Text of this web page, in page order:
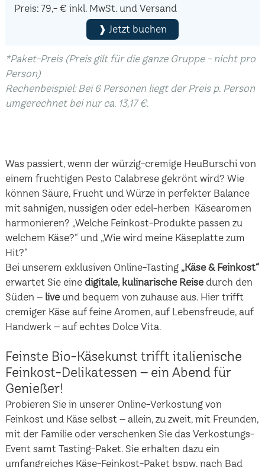
Preis: 79,- € inkl. MwSt. und Versand
❱ Jetzt buchen
*Paket-Preis (Preis gilt für die ganze Gruppe - nicht pro
Person)
Rechenbeispiel: Bei 6 Personen liegt der Preis p. Person
umgerechnet bei nur ca. 13,17 €.
Was passiert, wenn der würzig-cremige HeuBurschi von
einem fruchtigen Pesto Calabrese gekrönt wird? Wie
können Säure, Frucht und Würze in perfekter Balance
mit sahnigen, nussigen oder edel-herben Käsearomen
harmonieren? „Welche Feinkost-Produkte passen zu
welchem Käse?“ und „Wie wird meine Käseplatte zum
Hit?“
Bei unserem exklusiven Online-Tasting „Käse & Feinkost“
erwartet Sie eine digitale, kulinarische Reisedurch den
Süden – live und bequem von zuhause aus. Hier trifft
cremiger Käse auf feine Aromen, auf Lebensfreude, auf
Handwerk – auf echtes Dolce Vita.
Feinste Bio-Käsekunst trifft italienische
Feinkost-Delikatessen – ein Abend für
Genießer!
Probieren Sie in unserer Online-Verkostung von
Feinkost und Käse selbst – allein, zu zweit, mit Freunden,
mit der Familie oder verschenken Sie das Verkostungs-
Event samt Tasting-Paket. Sie erhalten dazu ein
umfangreiches Käse-Feinkost-Paket bspw. nach Bad